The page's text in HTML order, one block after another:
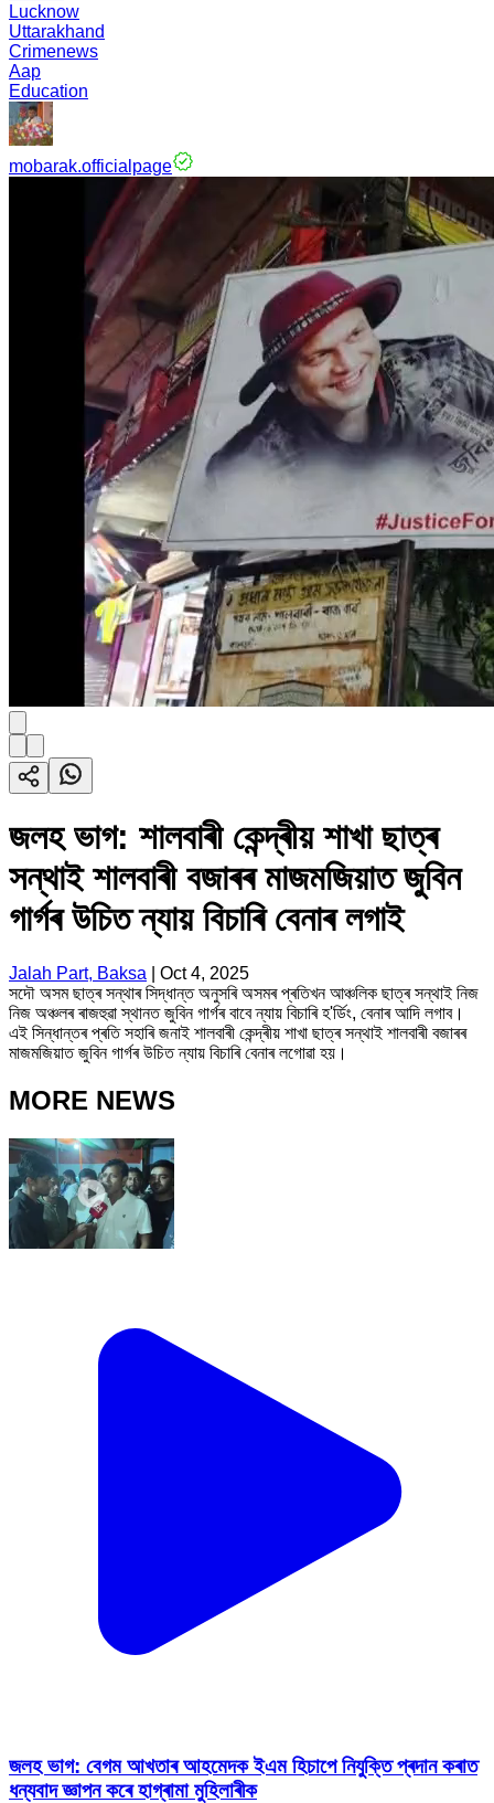
Lucknow
Uttarakhand
Crimenews
Aap
Education
mobarak.officialpage
জলহ ভাগ: শালবাৰী কেন্দ্ৰীয় শাখা ছাত্ৰ
সন্থাই শালবাৰী বজাৰৰ মাজমজিয়াত জুবিন
গাৰ্গৰ উচিত ন্যায় বিচাৰি বেনাৰ লগাই
Jalah Part, Baksa
Oct 4, 2025
সদৌ অসম ছাত্ৰ সন্থাৰ সিদ্ধান্ত অনুসৰি অসমৰ প্ৰতিখন আঞ্চলিক ছাত্ৰ সন্থাই নিজ
নিজ অঞ্চলৰ ৰাজহুৱা স্থানত জুবিন গাৰ্গৰ বাবে ন্যায় বিচাৰি হ'ৰ্ডিং, বেনাৰ আদি লগাব।
এই সিন্ধান্তৰ প্ৰতি সহাৰি জনাই শালবাৰী কেন্দ্ৰীয় শাখা ছাত্ৰ সন্থাই শালবাৰী বজাৰৰ
মাজমজিয়াত জুবিন গাৰ্গৰ উচিত ন্যায় বিচাৰি বেনাৰ লগোৱা হয়।
MORE NEWS
জলহ ভাগ: বেগম আখতাৰ আহমেদক ইএম হিচাপে নিযুক্তি প্ৰদান কৰাত
ধন্যবাদ জ্ঞাপন কৰে হাগ্ৰামা মুহিলাৰীক